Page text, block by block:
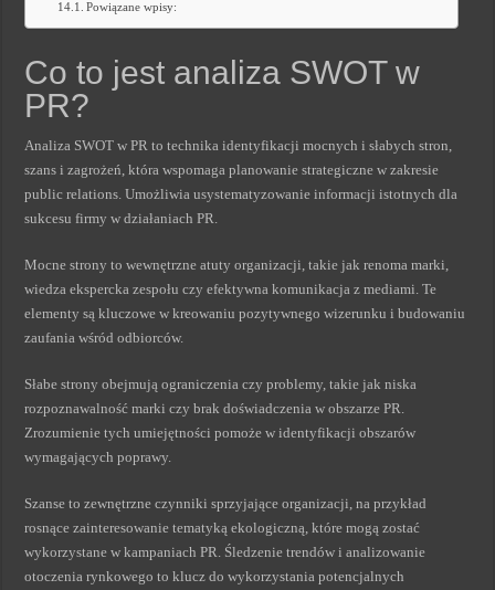
Powiązane wpisy:
Co to jest analiza SWOT w
PR?
Analiza SWOT w PR to technika identyfikacji mocnych i słabych stron,
szans i zagrożeń, która wspomaga planowanie strategiczne w zakresie
public relations. Umożliwia usystematyzowanie informacji istotnych dla
sukcesu firmy w działaniach PR.
Mocne strony to wewnętrzne atuty organizacji, takie jak renoma marki,
wiedza ekspercka zespołu czy efektywna komunikacja z mediami. Te
elementy są kluczowe w kreowaniu pozytywnego wizerunku i budowaniu
zaufania wśród odbiorców.
Słabe strony obejmują ograniczenia czy problemy, takie jak niska
rozpoznawalność marki czy brak doświadczenia w obszarze PR.
Zrozumienie tych umiejętności pomoże w identyfikacji obszarów
wymagających poprawy.
Szanse to zewnętrzne czynniki sprzyjające organizacji, na przykład
rosnące zainteresowanie tematyką ekologiczną, które mogą zostać
wykorzystane w kampaniach PR. Śledzenie trendów i analizowanie
otoczenia rynkowego to klucz do wykorzystania potencjalnych